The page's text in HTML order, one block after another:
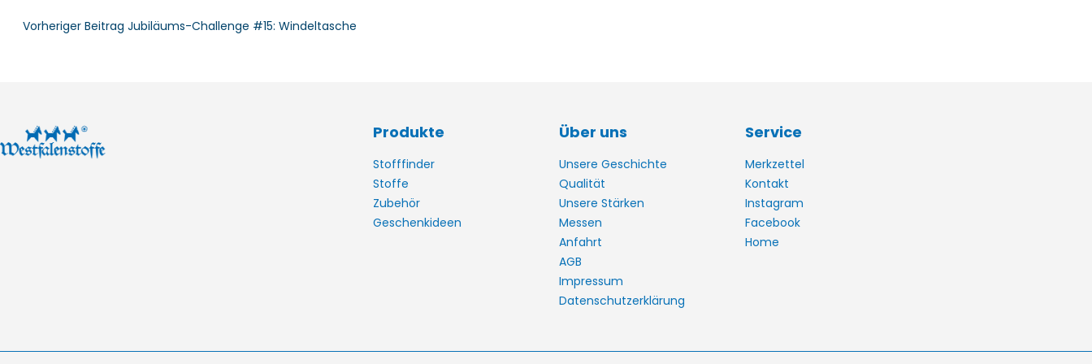
Vorheriger Beitrag Jubiläums-Challenge #15: Windeltasche
Produkte
Stofffinder
Stoffe
Zubehör
Geschenkideen
Über uns
Unsere Geschichte
Qualität
Unsere Stärken
Messen
Anfahrt
AGB
Impressum
Datenschutzerklärung
Service
Merkzettel
Kontakt
Instagram
Facebook
Home